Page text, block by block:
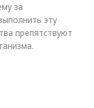
за
эту
препятствуют